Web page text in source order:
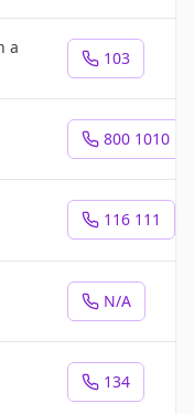
a
103
800 1010
116 111
N/A
134